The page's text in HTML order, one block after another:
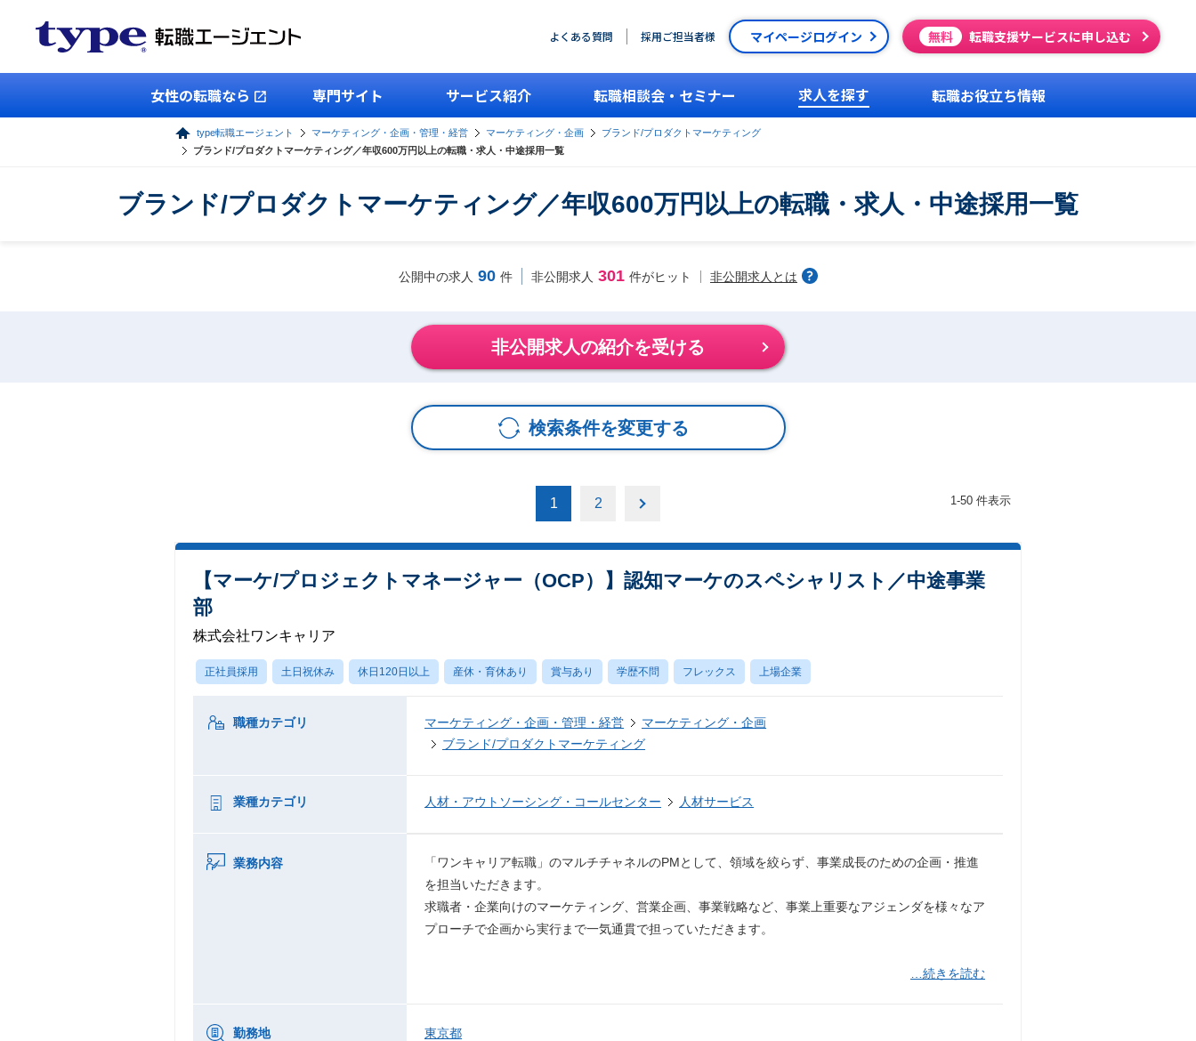
よくある質問 採用ご担当者様 マイページログイン 無料 転職支援サービスに申し込む
女性の転職なら 専門サイト サービス紹介 転職相談会・セミナー 求人を探す 転職お役立ち情報
type転職エージェント マーケティング・企画・管理・経営 マーケティング・企画
ブランド/プロダクトマーケティング
ブランド/プロダクトマーケティング／年収600万円以上の転職・求人・中途採用一覧
ブランド/プロダクトマーケティング／年収600万円以上の転職・求人・中途採用一覧
公開中の求人 90 件 非公開求人 301 件がヒット 非公開求人とは
非公開求人の紹介を受ける
検索条件を変更する
1 2 1-50 件表示
【マーケ/プロジェクトマネージャー（OCP）】認知マーケのスペシャリスト／中途事業
部
株式会社ワンキャリア
正社員採用 土日祝休み 休日120日以上 産休・育休あり 賞与あり 学歴不問 フレックス 上場企業
職種カテゴリ マーケティング・企画・管理・経営
マーケティング・企画
ブランド/プロダクトマーケティング
業種カテゴリ 人材・アウトソーシング・コールセンター 人材サービス
業務内容
「ワンキャリア転職」のマルチチャネルのPMとして、領域を絞らず、事業成長のための企画・推進
を担当いただきます。
求職者・企業向けのマーケティング、営業企画、事業戦略など、事業上重要なアジェンダを様々なア
プローチで企画から実行まで一気通貫で担っていただきます。
…続きを読む
勤務地 東京都